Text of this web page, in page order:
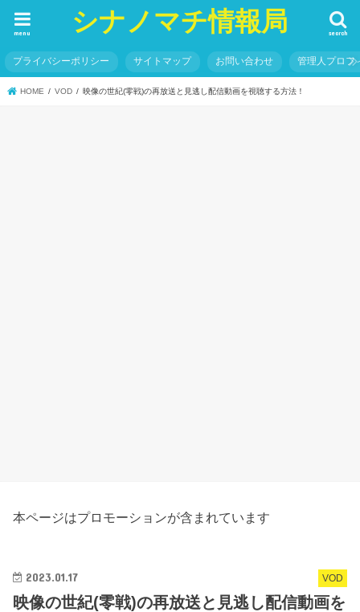
シナノマチ情報局 search
menu
プライバシーポリシー サイトマップ お問い合わせ 管理人プロフ
HOME VOD 映像の世紀(零戦)の再放送と見逃し配信動画を視聴する方法！
本ページはプロモーションが含まれています
VOD
2023.01.17
映像の世紀(零戦)の再放送と見逃し配信動画を